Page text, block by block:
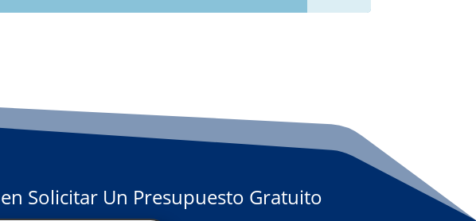
Solicitar Un Presupuesto Gratuito